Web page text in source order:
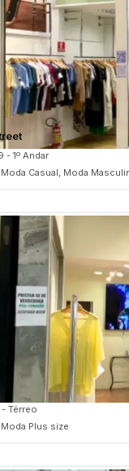
- 1º Andar
Casual, Moda
Térreo
Plus size